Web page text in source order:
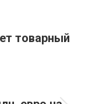
товарный